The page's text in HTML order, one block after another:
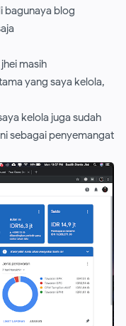
bagunaya blog
masih
yang saya kelola,
kelola juga sudah
sebagai penyemangat